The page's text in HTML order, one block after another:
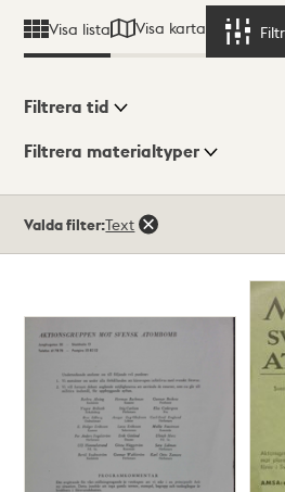
Visa lista Visa karta
Visningsläge
Filtrera tid
Filtrera materialtyper
träffar
Valda filter:Text